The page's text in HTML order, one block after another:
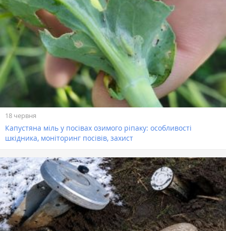
18 червня
Капустяна міль у посівах озимого ріпаку: особливості
шкідника, моніторинг посівів, захист